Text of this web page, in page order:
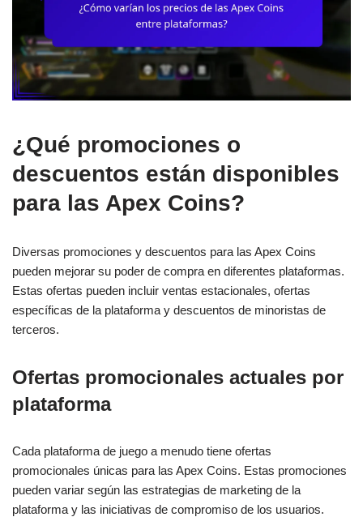
¿Qué promociones o
descuentos están disponibles
para las Apex Coins?
Diversas promociones y descuentos para las Apex Coins
pueden mejorar su poder de compra en diferentes plataformas.
Estas ofertas pueden incluir ventas estacionales, ofertas
específicas de la plataforma y descuentos de minoristas de
terceros.
Ofertas promocionales actuales por
plataforma
Cada plataforma de juego a menudo tiene ofertas
promocionales únicas para las Apex Coins. Estas promociones
pueden variar según las estrategias de marketing de la
plataforma y las iniciativas de compromiso de los usuarios.